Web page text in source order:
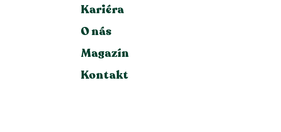
Kariéra
O nás
Magazín
Kontakt